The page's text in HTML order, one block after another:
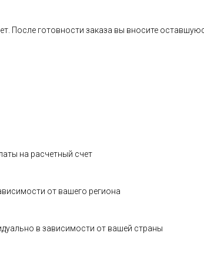
После готовности заказа вы вносите
на расчетный счет
от вашего региона
в зависимости от вашей страны